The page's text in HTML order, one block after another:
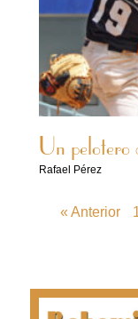
Un pelotero
Rafael Pérez
« Anterior